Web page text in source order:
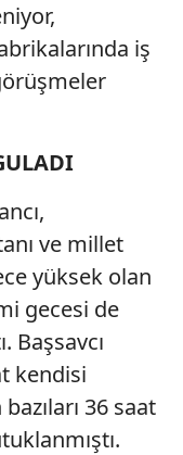
iş
ve millet
yüksek olan
gecesi de
Başsavcı
kendisi
36 saat